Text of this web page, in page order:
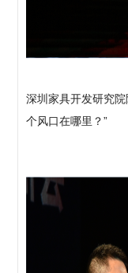
深圳家具开发研究
个风口在哪里？”